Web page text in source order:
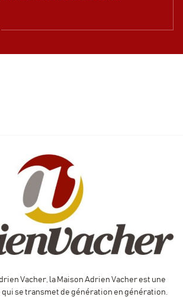
Vacher, la Maison Adrien Vacher est une
se transmet de génération en génération.